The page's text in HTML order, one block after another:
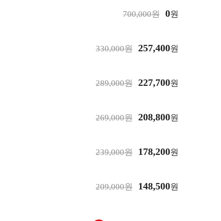
700,000원 0원
330,000원 257,400원
289,000원 227,700원
269,000원 208,800원
239,000원 178,200원
209,000원 148,500원